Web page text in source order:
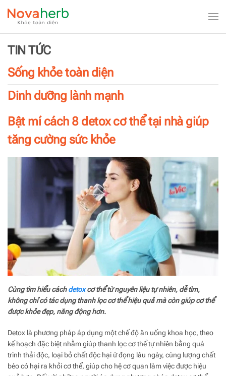
Skip to main content
TIN TỨC
Sống khỏe toàn diện
Dinh dưỡng lành mạnh
Bật mí cách 8 detox cơ thể tại nhà giúp
tăng cường sức khỏe
Cùng tìm hiểu cáchdetoxcơ thể từ nguyên liệu tự nhiên, dễ tìm,
không chỉ có tác dụng thanh lọc cơ thể hiệu quả mà còn giúp cơ thể
được khỏe đẹp, năng động hơn.
Detox là phương pháp áp dụng một chế độ ăn uống khoa học, theo
kế hoạch đặc biệt nhằm giúp thanh lọc cơ thể tự nhiên bằng quá
trình thải độc, loại bỏ chất độc hại ứ đọng lâu ngày, cùng lượng chất
béo có hại ra khỏi cơ thể, giúp cho hệ cơ quan làm việc được hiệu